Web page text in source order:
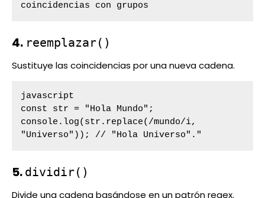
coincidencias con grupos
4. reemplazar()
Sustituye las coincidencias por una nueva cadena.
javascript
const str = "Hola Mundo";
console.log(str.replace(/mundo/i,
"Universo")); // "Hola Universo"."
5. dividir()
Divide una cadena basándose en un patrón regex.